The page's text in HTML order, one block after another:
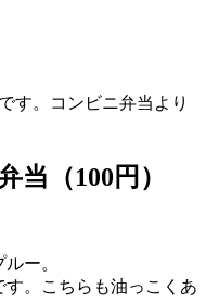
す。コンビニ弁当より
当（100円）
ー。
。こちらも油っこくあ